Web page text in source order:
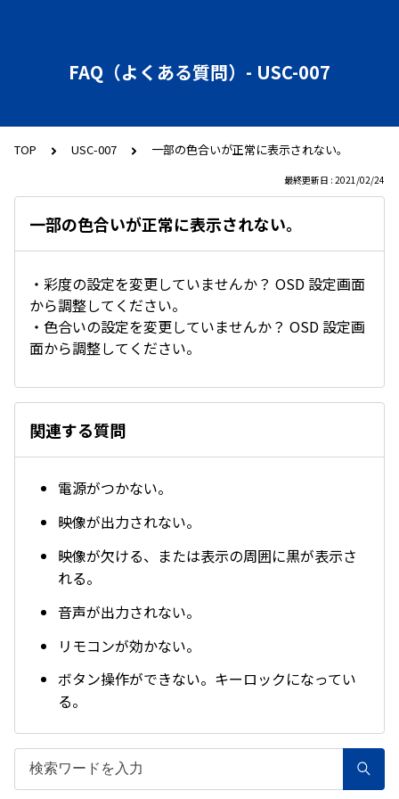
FAQ（よくある質問）- USC-007
TOP USC-007 一部の色合いが正常に表示されない。
最終更新日 : 2021/02/24
一部の色合いが正常に表示されない。
・彩度の設定を変更していませんか？ OSD 設定画面
から調整してください。
・色合いの設定を変更していませんか？ OSD 設定画
面から調整してください。
関連する質問
電源がつかない。
映像が出力されない。
映像が欠ける、または表示の周囲に黒が表示さ
れる。
音声が出力されない。
リモコンが効かない。
ボタン操作ができない。キーロックになってい
る。